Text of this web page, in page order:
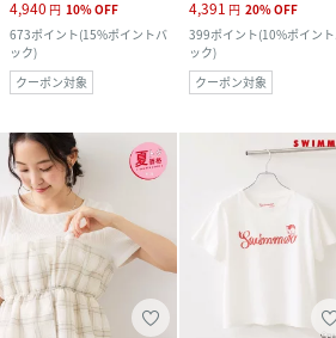
4,940 円 10%OFF
673ポイント(15%ポイントバ
ック)
クーポン対象
4,391 円 20%OFF
399ポイント(10%ポイン
ック)
クーポン対象